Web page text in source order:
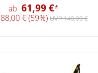
ab 61,99 €*
88,00 € (59%) UVP 149,99 €